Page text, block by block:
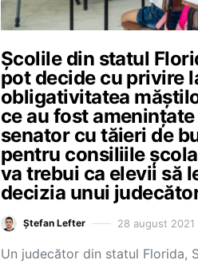
Școlile din statul
pot decide cu privire
obligativitatea
ce au fost amenințate
senator cu tăieri de
pentru consiliile
va trebui ca elevii să
decizia unui
Ștefan Lefter 28 august 2021
Un judecător din statul Florida,